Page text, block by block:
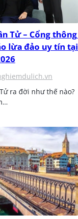
Tử – Cổng thông
lừa đảo uy tín tại
ra đời như thế nào?